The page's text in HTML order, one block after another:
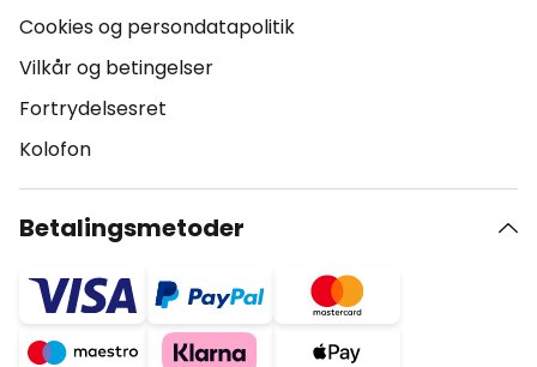
Cookies og persondatapolitik
Vilkår og betingelser
Fortrydelsesret
Kolofon
Betalingsmetoder